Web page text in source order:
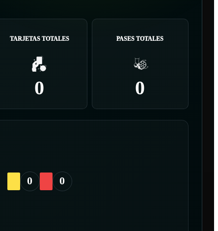
TARJETAS TOTALES
0
PASES TOTALES
0
0 0